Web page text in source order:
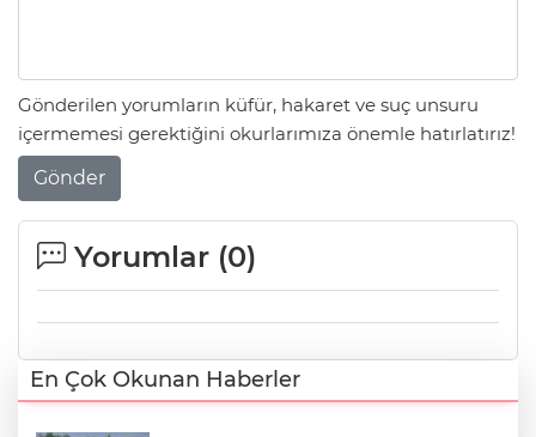
Gönderilen yorumların küfür, hakaret ve suç unsuru
içermemesi gerektiğini okurlarımıza önemle hatırlatırız!
Gönder
Yorumlar (0)
En Çok Okunan Haberler